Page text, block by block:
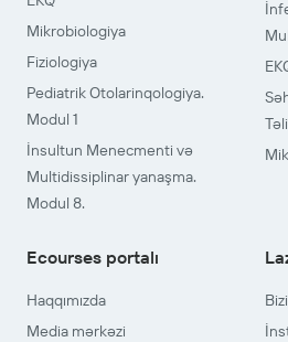
Mikrobiologiya
Fiziologiya
Pediatrik Otolarinqologiya.
Modul 1
İnsultun Menecmenti və
Multidissiplinar yanaşma.
Modul 8.
Ecourses portalı
Haqqımızda
Media mərkəzi